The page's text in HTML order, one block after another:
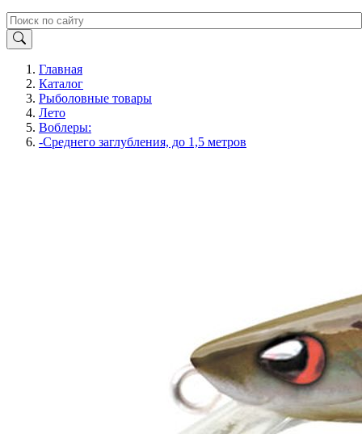
Главная
Каталог
Рыболовные товары
Лето
Воблеры:
-Среднего заглубления, до 1,5 метров